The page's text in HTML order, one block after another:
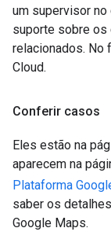
um supervisor no
suporte sobre os
relacionados. No
Cloud.
Conferir casos
Eles estão na
aparecem na
Plataforma
saber os
Google Maps.